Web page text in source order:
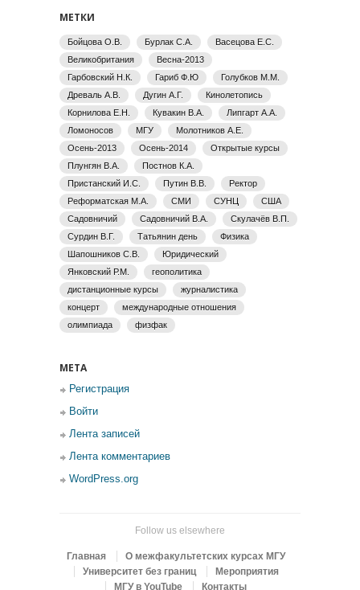
МЕТКИ
Бойцова О.В. Бурлак С.А.
Васецова Е.С.
Великобритания
Весна-2013
Гарбовский Н.К.
Гариб Ф.Ю
Голубков М.М.
Древаль А.В.
Дугин А.Г.
Кинолетопись
Корнилова Е.Н.
Кувакин В.А.
Липгарт А.А.
Ломоносов
МГУ
Молотников А.Е.
Осень-2013
Осень-2014
Открытые курсы
Плунгян В.А.
Постнов К.А.
Пристанский И.С.
Путин В.В.
Ректор
Реформатская М.А.
СМИ СУНЦ
США
Садовничий
Садовничий В.А.
Скулачёв В.П.
Сурдин В.Г.
Татьянин день
Физика
Шапошников С.В.
Юридический
Янковский Р.М.
геополитика
дистанционные курсы
журналистика
концерт
международные отношения
олимпиада
физфак
МЕТА
Регистрация
Войти
Лента записей
Лента комментариев
WordPress.org
Follow us elsewhere
Главная
О межфакультетских курсах МГУ
Университет без границ
Мероприятия
МГУ в YouTube
Контакты